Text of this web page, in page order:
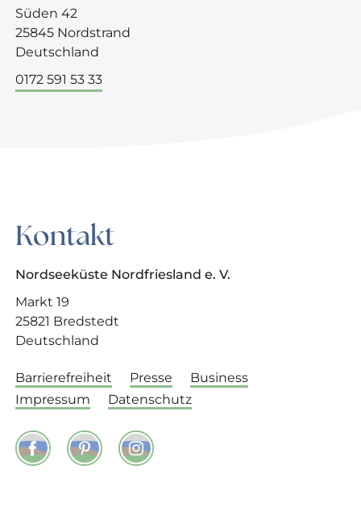
Süden 42
25845 Nordstrand
Deutschland
0172 591 53 33
Kontakt
Nordseeküste Nordfriesland e. V.
Markt 19
25821 Bredstedt
Deutschland
Barrierefreiheit Presse
Business
Impressum
Datenschutz
FacebookPinterestInstagram